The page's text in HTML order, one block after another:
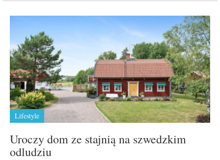
Lifestyle
Uroczy dom ze stajnią na szwedzkim
odludziu